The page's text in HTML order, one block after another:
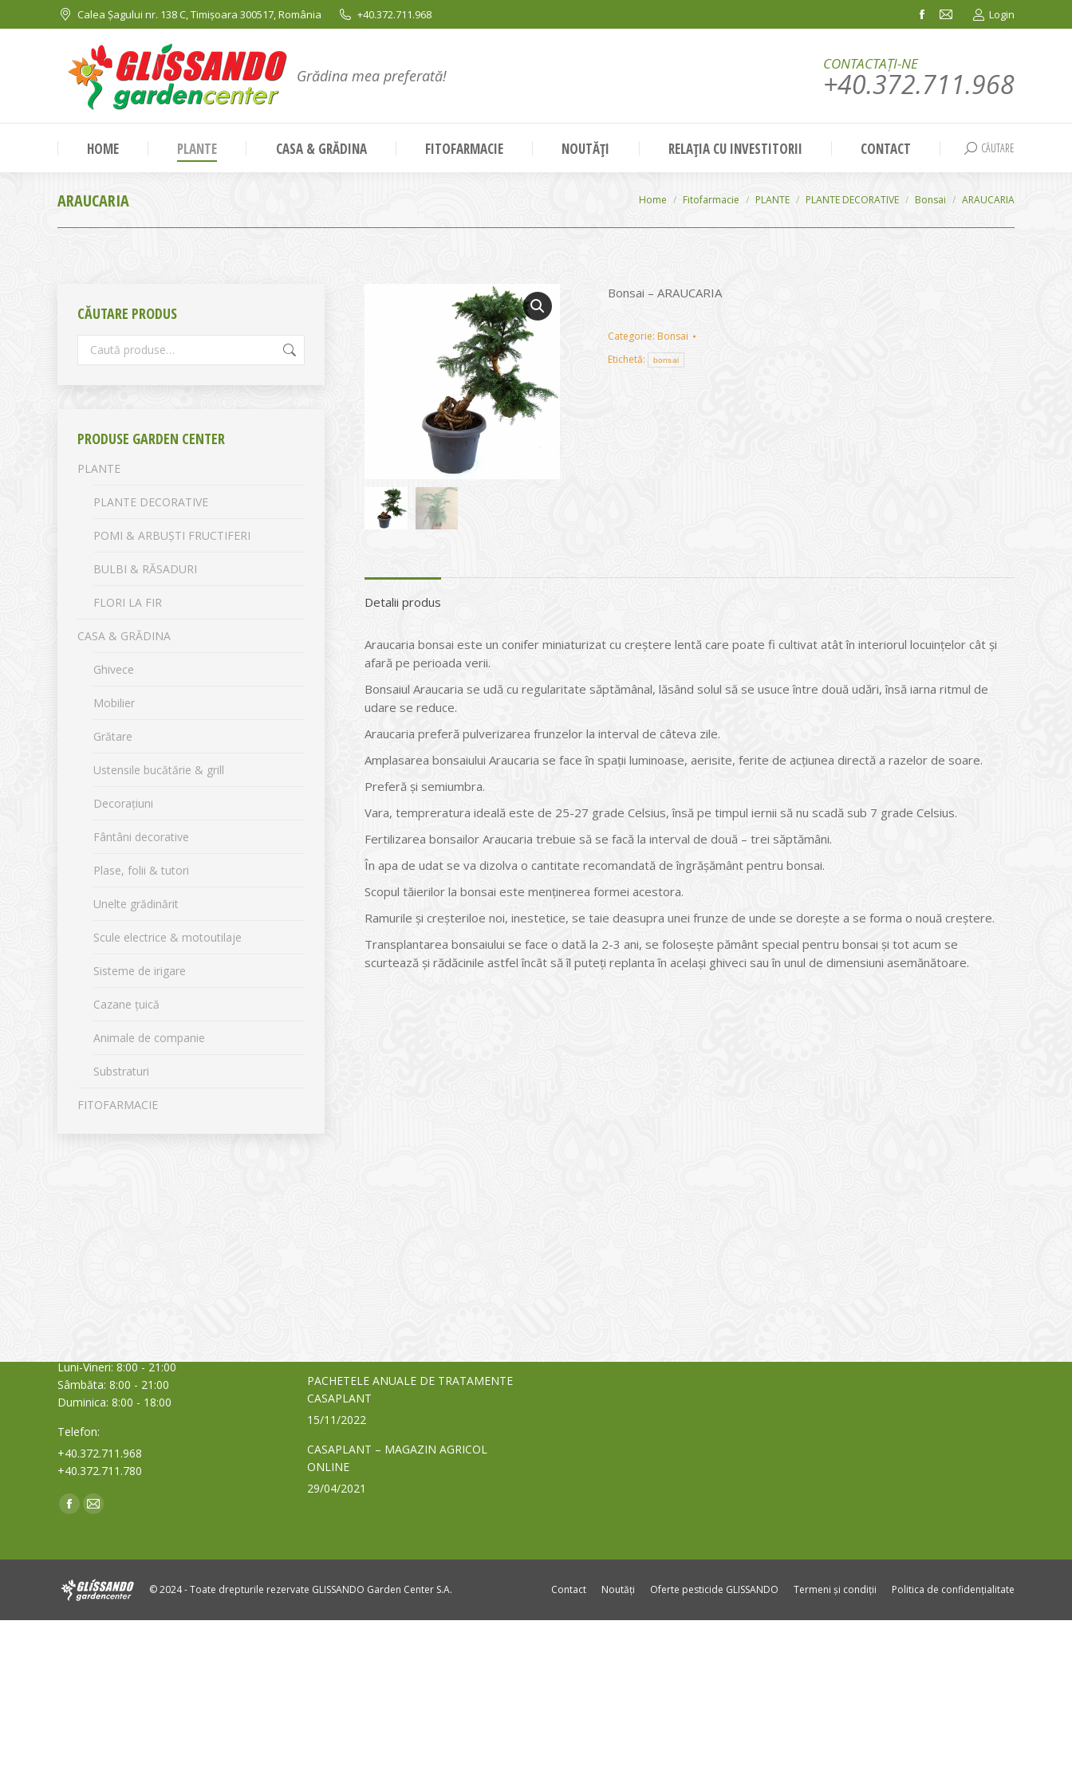
Calea Șagului nr. 138 C, Timișoara 300517, România +40.372.711.968
Facebook
in
window
Mail
in
window
Login
Grădina mea preferată!
CONTACTAȚI-NE
+40.372.711.968
HOME PLANTE CASA & GRĂDINA FITOFARMACIE NOUTĂȚI RELAȚIA CU INVESTITORII CONTACT Search:
CĂUTARE
ARAUCARIA You are here:
Home Fitofarmacie PLANTE PLANTE DECORATIVE Bonsai ARAUCARIA
Bonsai – ARAUCARIA
Categorie: Bonsai
Etichetă:
bonsai
Detalii produs
Araucaria bonsai este un conifer miniaturizat cu creștere lentă care poate fi cultivat atât în interiorul locuințelor cât și
afară pe perioada verii.
Bonsaiul Araucaria se udă cu regularitate săptămânal, lăsând solul să se usuce între două udări, însă iarna ritmul de
udare se reduce.
Araucaria preferă pulverizarea frunzelor la interval de câteva zile.
Amplasarea bonsaiului Araucaria se face în spații luminoase, aerisite, ferite de acțiunea directă a razelor de soare.
Preferă și semiumbra.
Vara, tempreratura ideală este de 25-27 grade Celsius, însă pe timpul iernii să nu scadă sub 7 grade Celsius.
Fertilizarea bonsailor Araucaria trebuie să se facă la interval de două – trei săptămâni.
În apa de udat se va dizolva o cantitate recomandată de îngrășământ pentru bonsai.
Scopul tăierilor la bonsai este menținerea formei acestora.
Ramurile și creșteriloe noi, inestetice, se taie deasupra unei frunze de unde se dorește a se forma o nouă creștere.
Transplantarea bonsaiului se face o dată la 2-3 ani, se folosește pământ special pentru bonsai și tot acum se
scurtează și rădăcinile astfel încât să îl puteți replanta în același ghiveci sau în unul de dimensiuni asemănătoare.
CĂUTARE PRODUS
PRODUSE GARDEN CENTER
PLANTE
PLANTE DECORATIVE
POMI & ARBUȘTI FRUCTIFERI
BULBI & RĂSADURI
FLORI LA FIR
CASA & GRĂDINA
Ghivece
Mobilier
Grătare
Ustensile bucătărie & grill
Decorațiuni
Fântâni decorative
Plase, folii & tutori
Unelte grădinărit
Scule electrice & motoutilaje
Sisteme de irigare
Cazane țuică
Animale de companie
Substraturi
FITOFARMACIE
Luni-Vineri: 8:00 - 21:00
Sâmbăta: 8:00 - 21:00
Duminica: 8:00 - 18:00
Telefon:
+40.372.711.968
+40.372.711.780
Find us on:
Facebook
new
Mail
new
PACHETELE ANUALE DE TRATAMENTE
CASAPLANT
15/11/2022
CASAPLANT – MAGAZIN AGRICOL
ONLINE
29/04/2021
© 2024 - Toate drepturile rezervate GLISSANDO Garden Center S.A. Contact Noutăți Oferte pesticide GLISSANDO Termeni și condiții Politica de confidențialitate